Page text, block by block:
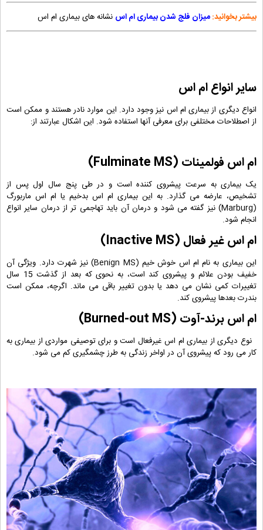
بیشتر بخوانید:میزان فلج شدن بیماری ام اس نشانه های بیماری ام اس
سایر انواع ام اس
انواع دیگری از بیماری ام اس نیز وجود دارد. این موارد نادر هستند و ممکن است
از اصطلاحات مختلفی برای معرفی آنها استفاده شود. این اشکال عبارتند از:
ام اس فولمینات (Fulminate MS
)
یک بیماری به سرعت پیشروی کننده است و در طی پنج سال اول پس از
تشخیص، عارضه می گذارد. به این بیماری ام اس بدخیم یا ام اس ماربورگ
(Marburg) نیز گفته می شود و درمان آن باید تهاجمی تر از درمان سایر انواع
انجام شود.
ام اس غیر فعال (Inactive MS
)
این بیماری به نام ام اس خوش خیم (Benign MS) نیز شهرت دارد. ویژگی آن
خفیف بودن علائم و پیشروی کند است، به نحوی که بعد از گذشت 15 سال
تغییرات کمی نشان می دهد یا بدون تغییر باقی می ماند. اگرچه، ممکن است
بندرت بعدها پیشروی کند.
ام اس برند-آوت (Burned-out MS
)
نوع دیگری از بیماری ام اس غیرفعال است و برای توصیفی مواردی از بیماری به
کار می رود که پیشروی آن در اواخر زندگی به طرز چشمگیری کم می شود.